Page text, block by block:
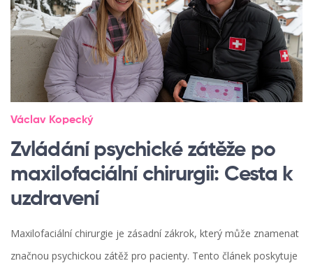
Václav Kopecký
Zvládání psychické zátěže po
maxilofaciální chirurgii: Cesta k
uzdravení
Maxilofaciální chirurgie je zásadní zákrok, který může znamenat
značnou psychickou zátěž pro pacienty. Tento článek poskytuje